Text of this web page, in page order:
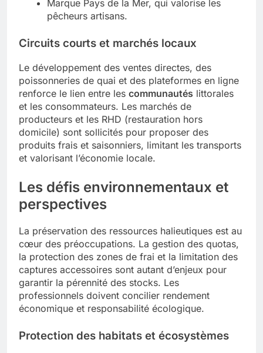
Marque Pays de la Mer, qui valorise les
pêcheurs artisans.
Circuits courts et marchés locaux
Le développement des ventes directes, des
poissonneries de quai et des plateformes en ligne
renforce le lien entre les communautés littorales
et les consommateurs. Les marchés de
producteurs et les RHD (restauration hors
domicile) sont sollicités pour proposer des
produits frais et saisonniers, limitant les transports
et valorisant l’économie locale.
Les défis environnementaux et
perspectives
La préservation des ressources halieutiques est au
cœur des préoccupations. La gestion des quotas,
la protection des zones de frai et la limitation des
captures accessoires sont autant d’enjeux pour
garantir la pérennité des stocks. Les
professionnels doivent concilier rendement
économique et responsabilité écologique.
Protection des habitats et écosystèmes